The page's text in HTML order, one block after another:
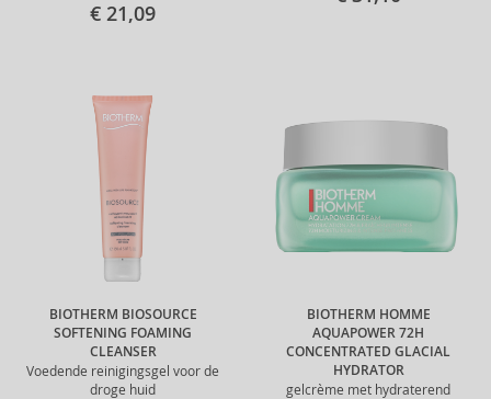
€ 21,09
BIOTHERM BIOSOURCE
SOFTENING FOAMING
CLEANSER
Voedende reinigingsgel voor de
droge huid
BIOTHERM HOMME
AQUAPOWER 72H
CONCENTRATED GLACIAL
HYDRATOR
gelcrème met hydraterend